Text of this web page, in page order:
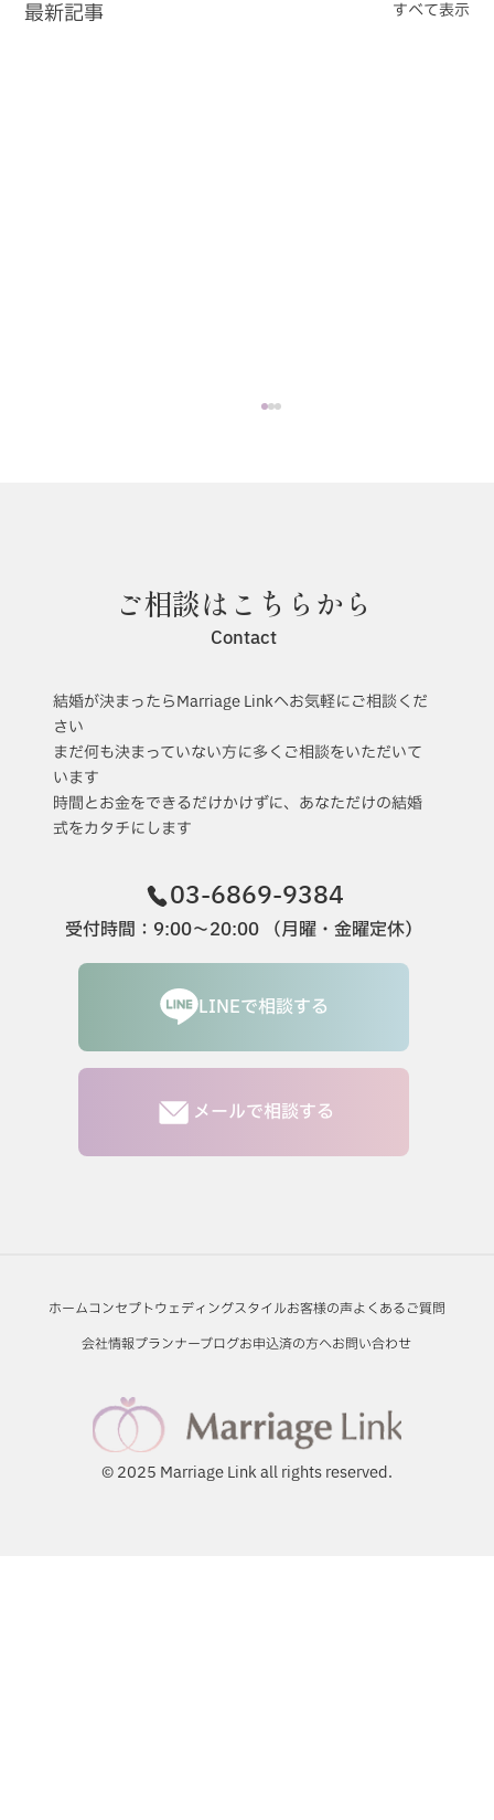
最新記事 すべて表示
6月のインスタライブ報告！
ご相談はこちらから
Contact
結婚が決まったらMarriage Linkへお気軽にご相談くだ
さい
まだ何も決まっていない方に多くご相談をいただいて
います
時間とお金をできるだけかけずに、あなただけの結婚
式をカタチにします
03-6869-9384
受付時間：9:00〜20:00 （月曜・金曜定休）
LINEで相談する
メールで相談する
ホームコンセプトウェディングスタイルお客様の声よくあるご質問
会社情報プランナーブログお申込済の方へお問い合わせ
© 2025 Marriage Link all rights reserved.